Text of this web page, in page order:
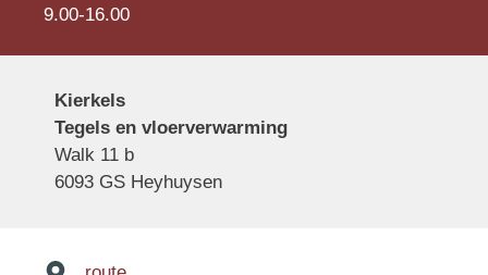
9.00-16.00
Kierkels
Tegels en vloerverwarming
Walk 11 b
6093 GS Heyhuysen